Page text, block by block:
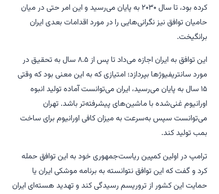
کرده بود، تا سال ۲۰۳۰ به پایان می‌رسید و این امر حتی در میان
حامیان توافق نیز نگرانی‌هایی را در مورد اقدامات بعدی ایران
برانگیخت.
این توافق به ایران اجازه می‌داد تا پس از ۸.۵ سال به تحقیق در
مورد سانتریفیوژها بپردازد؛ امتیازی که به این معنی بود که وقتی
۱۵ سال به پایان می‌رسید، ایران می‌توانست آماده تولید انبوه
اورانیوم غنی‌شده با ماشین‌های پیشرفته‌تر باشد. تهران
می‌توانست سپس به‌سرعت به میزان کافی اورانیوم برای ساخت
بمب تولید کند.
ترامپ در اولین کمپین ریاست‌جمهوری خود به این توافق حمله
کرد و گفت که این توافق نتوانسته به برنامه موشکی ایران یا
حمایت این کشور از تروریسم رسیدگی کند و تهدید هسته‌ای ایران